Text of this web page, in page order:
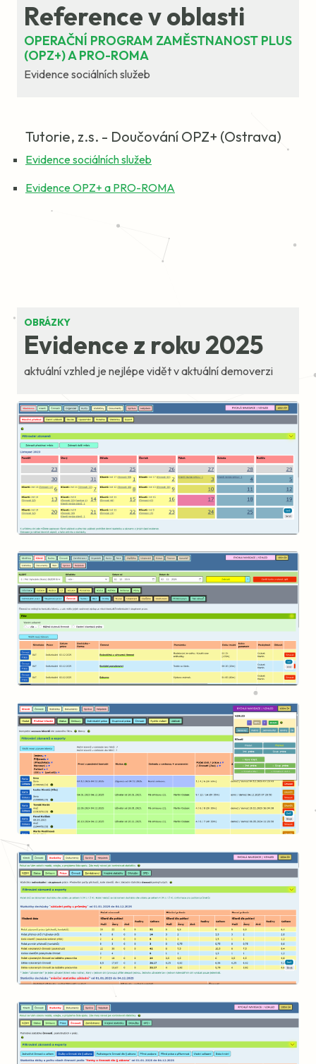
Reference v oblasti
OPERAČNÍ PROGRAM ZAMĚSTNANOST PLUS
(OPZ+) A PRO-ROMA
Evidence sociálních služeb
Tutorie, z.s. - Doučování OPZ+ (Ostrava)
Evidence sociálních služeb
Evidence OPZ+ a PRO-ROMA
OBRÁZKY
Evidence z roku 2025
aktuální vzhled je nejlépe vidět v aktuální demoverzi